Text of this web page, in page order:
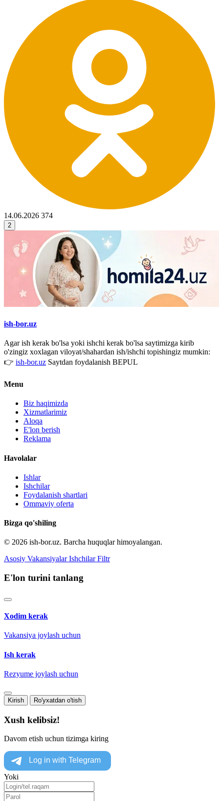
14.06.2026 374
2
ish-bor.uz
Agar ish kerak bo'lsa yoki ishchi kerak bo'lsa saytimizga kirib
o'zingiz xoxlagan viloyat/shahardan ish/ishchi topishingiz mumkin:
👉 ish-bor.uz Saytdan foydalanish BEPUL
Menu
Biz haqimizda
Xizmatlarimiz
Aloqa
E'lon berish
Reklama
Havolalar
Ishlar
Ishchilar
Foydalanish shartlari
Ommaviy oferta
Bizga qo'shiling
© 2026 ish-bor.uz. Barcha huquqlar himoyalangan.
Asosiy Vakansiyalar Ishchilar Filtr
E'lon turini tanlang
Xodim kerak
Vakansiya joylash uchun
Ish kerak
Rezyume joylash uchun
Kirish Ro'yxatdan o'tish
Xush kelibsiz!
Davom etish uchun tizimga kiring
Yoki